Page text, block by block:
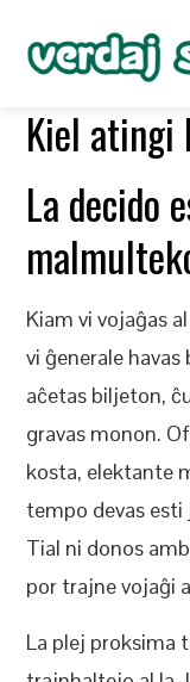
Kiel atingi
La decido
Kiam vi vojaĝas
vi ĝenerale
aĉetas biljeton,
gravas monon.
kosta, elektante
tempo devas esti
Tial ni donos
por trajne vojaĝi
La plej proksima